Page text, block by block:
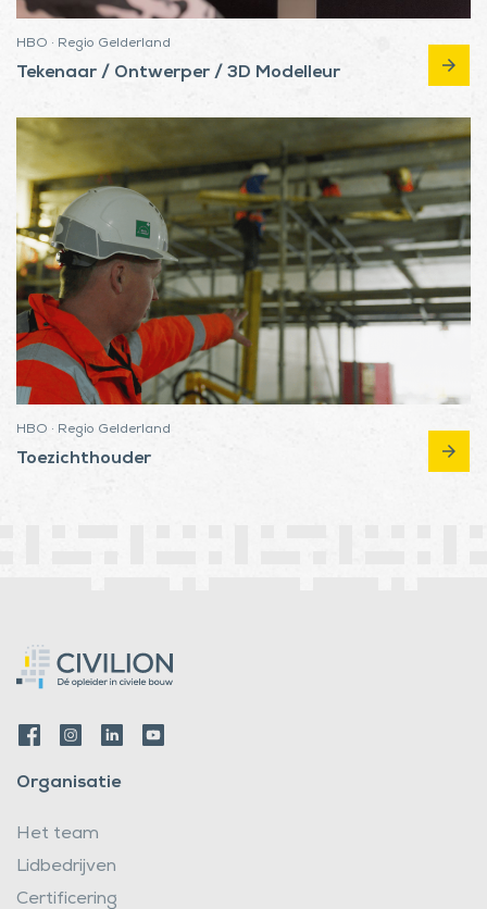
HBO · Regio Gelderland
Tekenaar / Ontwerper / 3D Modelleur arrow_forward
HBO · Regio Gelderland
Toezichthouder arrow_forward
Organisatie
Het team
Lidbedrijven
Certificering